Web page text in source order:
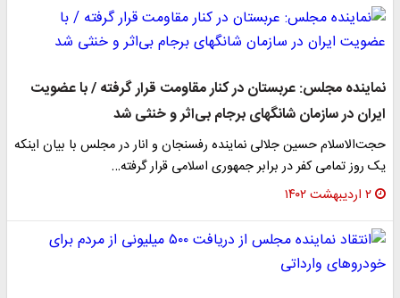
نماینده مجلس: عربستان در کنار مقاومت قرار گرفته‌ / با عضویت
ایران در سازمان شانگهای برجام بی‌اثر و خنثی شد
حجت‌الاسلام حسین جلالی نماینده رفسنجان و انار در مجلس با بیان اینکه
یک روز تمامی کفر در برابر جمهوری اسلامی قرار گرفته…
۲ اردیبهشت ۱۴۰۲